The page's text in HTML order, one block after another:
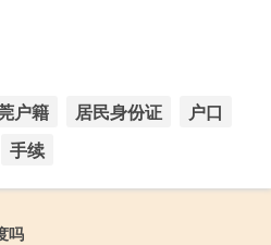
户籍 居民身份证
户口
手续
吗